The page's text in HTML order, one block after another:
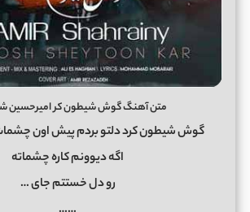
متن آهنگ گوش شیطون کر امیرحسین
گوش شیطون کرد دلتو بردم پیش اون
اگه دیوونم کاره چشماته
رو دل خستتم جای …